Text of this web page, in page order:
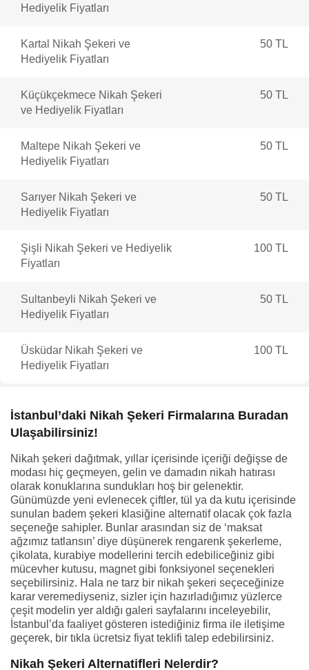
Hediyelik Fiyatları
Kartal Nikah Şekeri ve
Hediyelik Fiyatları
50 TL
Küçükçekmece Nikah Şekeri
ve Hediyelik Fiyatları
50 TL
Maltepe Nikah Şekeri ve
Hediyelik Fiyatları
50 TL
Sarıyer Nikah Şekeri ve
Hediyelik Fiyatları
50 TL
Şişli Nikah Şekeri ve Hediyelik
Fiyatları
100 TL
Sultanbeyli Nikah Şekeri ve
Hediyelik Fiyatları
50 TL
Üsküdar Nikah Şekeri ve
Hediyelik Fiyatları
100 TL
İstanbul’daki Nikah Şekeri Firmalarına Buradan
Ulaşabilirsiniz!
Nikah şekeri dağıtmak, yıllar içerisinde içeriği değişse de
modası hiç geçmeyen, gelin ve damadın nikah hatırası
olarak konuklarına sundukları hoş bir gelenektir.
Günümüzde yeni evlenecek çiftler, tül ya da kutu içerisinde
sunulan badem şekeri klasiğine alternatif olacak çok fazla
seçeneğe sahipler. Bunlar arasından siz de ‘maksat
ağzımız tatlansın’ diye düşünerek rengarenk şekerleme,
çikolata, kurabiye modellerini tercih edebiliceğiniz gibi
mücevher kutusu, magnet gibi fonksiyonel seçenekleri
seçebilirsiniz. Hala ne tarz bir nikah şekeri seçeceğinize
karar veremediyseniz, sizler için hazırladığımız yüzlerce
çeşit modelin yer aldığı galeri sayfalarını inceleyebilir,
İstanbul’da faaliyet gösteren istediğiniz firma ile iletişime
geçerek, bir tıkla ücretsiz fiyat teklifi talep edebilirsiniz.
Nikah Şekeri Alternatifleri Nelerdir?